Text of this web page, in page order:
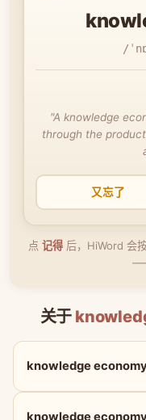
/
"A knowledge
through the
又忘了
点 记得后，HiWord 会
关于
knowledge economy
knowledge economy